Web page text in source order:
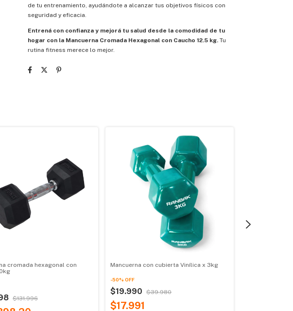
de tu entrenamiento, ayudándote a alcanzar tus objetivos físicos con
seguridad y eficacia.
Entrená con confianza y mejorá tu salud desde la comodidad de tu
hogar con la Mancuerna Cromada Hexagonal con Caucho 12.5 kg. Tu
rutina fitness merece lo mejor.
cromada hexagonal con
$131.996
Mancuerna con cubierta Vinílica x 3kg
-50% OFF
$19.990 $39.980
$17.991